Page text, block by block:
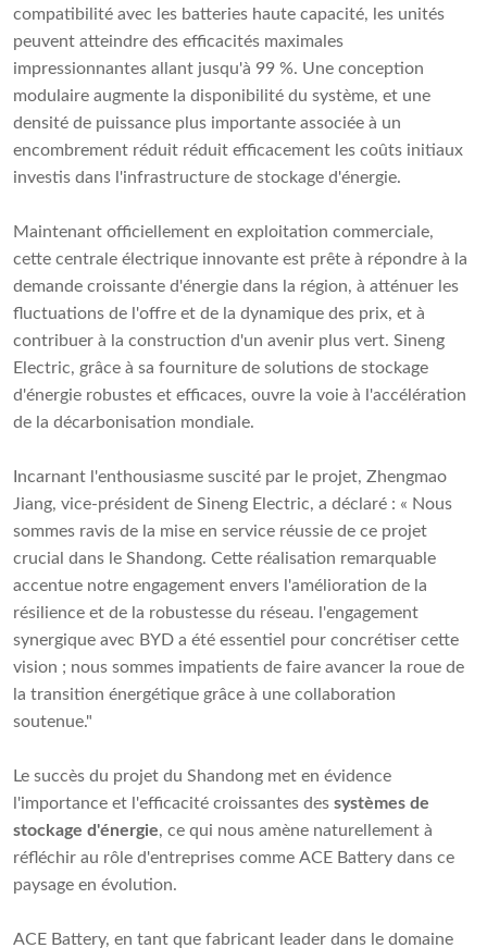
compatibilité avec les batteries haute capacité, les unités
peuvent atteindre des efficacités maximales
impressionnantes allant jusqu'à 99 %. Une conception
modulaire augmente la disponibilité du système, et une
densité de puissance plus importante associée à un
encombrement réduit réduit efficacement les coûts initiaux
investis dans l'infrastructure de stockage d'énergie.
Maintenant officiellement en exploitation commerciale,
cette centrale électrique innovante est prête à répondre à la
demande croissante d'énergie dans la région, à atténuer les
fluctuations de l'offre et de la dynamique des prix, et à
contribuer à la construction d'un avenir plus vert. Sineng
Electric, grâce à sa fourniture de solutions de stockage
d'énergie robustes et efficaces, ouvre la voie à l'accélération
de la décarbonisation mondiale.
Incarnant l'enthousiasme suscité par le projet, Zhengmao
Jiang, vice-président de Sineng Electric, a déclaré : « Nous
sommes ravis de la mise en service réussie de ce projet
crucial dans le Shandong. Cette réalisation remarquable
accentue notre engagement envers l'amélioration de la
résilience et de la robustesse du réseau. l'engagement
synergique avec BYD a été essentiel pour concrétiser cette
vision ; nous sommes impatients de faire avancer la roue de
la transition énergétique grâce à une collaboration
soutenue."
Le succès du projet du Shandong met en évidence
l'importance et l'efficacité croissantes des systèmes de
stockage d'énergie, ce qui nous amène naturellement à
réfléchir au rôle d'entreprises comme ACE Battery dans ce
paysage en évolution.
ACE Battery, en tant que fabricant leader dans le domaine